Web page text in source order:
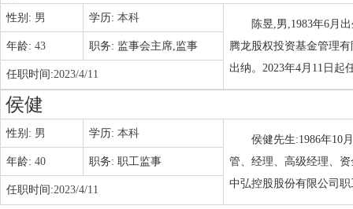
性别: 男 学历: 本科
陈昱,男,1983年6月
腾龙股权投资基金管理
出纳。2023年4月11日起
年龄: 43 职务: 监事会主席,监事
任职时间:2023/4/11
侯健
性别: 男 学历: 本科
侯健先生:1986年10
管、经理、高级经理、
中弘控股股份有限公司
年龄: 40 职务: 职工监事
任职时间:2023/4/11